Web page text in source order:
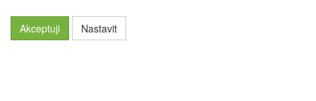
Akceptuji
Nastavit